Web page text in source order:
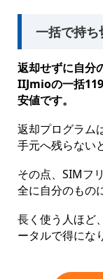
一括で持
返却せずに自分
IIJmioの一括
安値です。
返却プログラム
手元へ残らない
その点、SIMフ
全に自分のもの
長く使う人ほど
ータルで得にな